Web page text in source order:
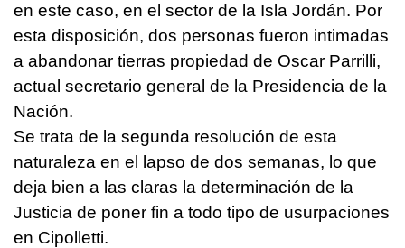
en este caso, en el sector de la Isla Jordán. Por
esta disposición, dos personas fueron intimadas
a abandonar tierras propiedad de Oscar Parrilli,
actual secretario general de la Presidencia de la
Nación.
Se trata de la segunda resolución de esta
naturaleza en el lapso de dos semanas, lo que
deja bien a las claras la determinación de la
Justicia de poner fin a todo tipo de usurpaciones
en Cipolletti.